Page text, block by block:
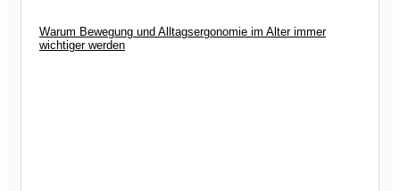
Warum Bewegung und Alltagsergonomie im Alter immer
wichtiger werden